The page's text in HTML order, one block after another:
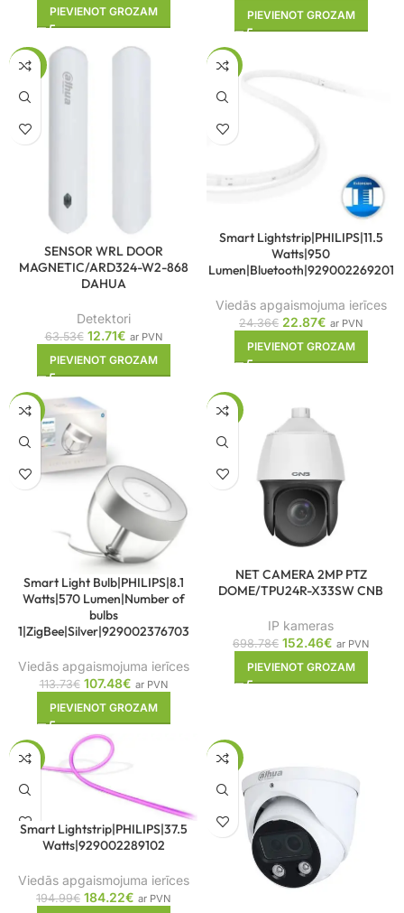
PIEVIENOT GROZAM PIEVIENOT GROZAM
-80%
SENSOR WRL DOOR
MAGNETIC/ARD324-W2-868
DAHUA
Detektori
63.53€ 12.71€ ar PVN
PIEVIENOT GROZAM
-6%
Smart Lightstrip|PHILIPS|11.5
Watts|950
Lumen|Bluetooth|929002269201
Viedās apgaismojuma ierīces
24.36€ 22.87€ ar PVN
PIEVIENOT GROZAM
-5%
Smart Light Bulb|PHILIPS|8.1
Watts|570 Lumen|Number of
bulbs
1|ZigBee|Silver|929002376703
Viedās apgaismojuma ierīces
113.73€ 107.48€ ar PVN
PIEVIENOT GROZAM
-78%
NET CAMERA 2MP PTZ
DOME/TPU24R-X33SW CNB
IP kameras
698.78€ 152.46€ ar PVN
PIEVIENOT GROZAM
-6%
Smart Lightstrip|PHILIPS|37.5
Watts|929002289102
Viedās apgaismojuma ierīces
194.99€ 184.22€ ar PVN
-74%